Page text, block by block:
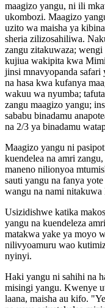
maagizo yangu, ni ili
ukombozi. Maagizo
uzito wa maisha ya
sheria zilizosahiliwa.
zangu zitakuwaza;
kujiua wakipita kwa
jinsi mnavyopanda safari
na hasa kwa kufanya
wakuu wa nyumba;
zangu maagizo yangu;
sababu binadamu
na 2/3 ya binadamu
Maagizo yangu ni
kuendelea na amri
maneno nilionyoa
sauti yangu na fanya
wangu na nami
Usizidishwe katika
yangu na kuendeleza
matakwa yake ya moyo
nilivyoamuru wao
nyinyi.
Haki yangu ni sahihi na
misingi yangu. Kwenye
laana, maisha au kifo.